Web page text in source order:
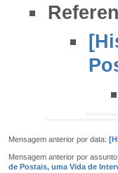
Mensagem anterior por data:
Mensagem anterior por assunto:
de Postais, uma Vida de